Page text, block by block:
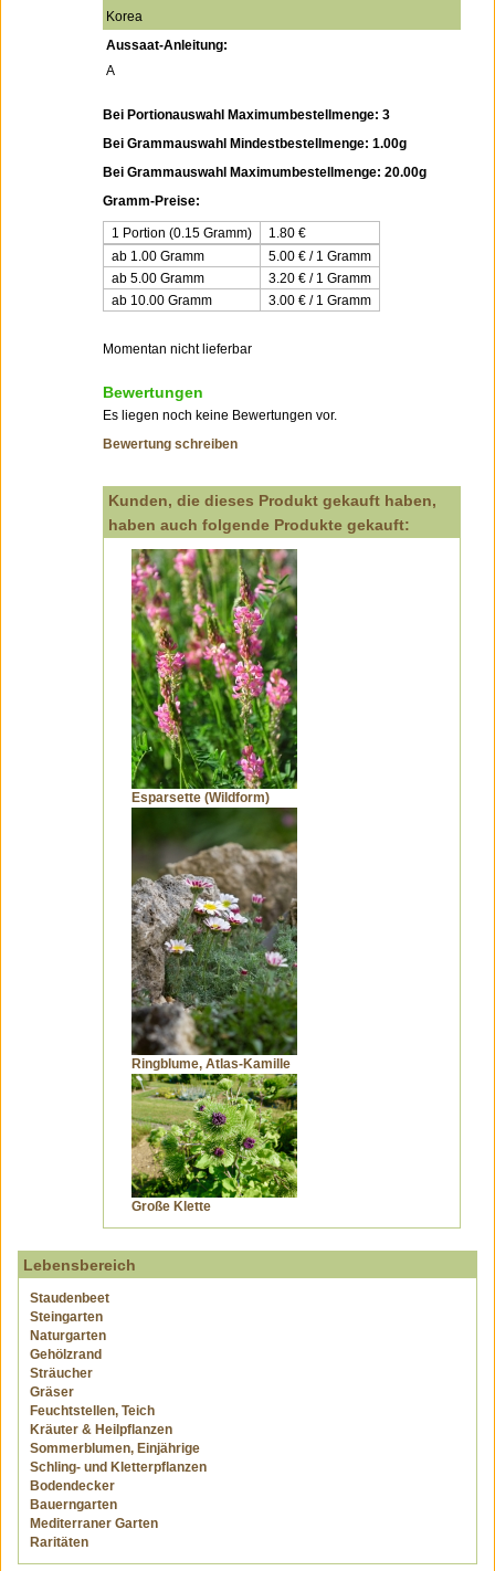
Korea
Aussaat-Anleitung:
A
Bei Portionauswahl Maximumbestellmenge: 3
Bei Grammauswahl Mindestbestellmenge: 1.00g
Bei Grammauswahl Maximumbestellmenge: 20.00g
Gramm-Preise:
1 Portion (0.15 Gramm) 1.80 €
ab 1.00 Gramm
5.00 € / 1 Gramm
ab 5.00 Gramm
3.20 € / 1 Gramm
ab 10.00 Gramm
3.00 € / 1 Gramm
Momentan nicht lieferbar
Bewertungen
Es liegen noch keine Bewertungen vor.
Bewertung schreiben
Kunden, die dieses Produkt gekauft haben,
haben auch folgende Produkte gekauft:
Esparsette (Wildform)
Ringblume, Atlas-Kamille
Große Klette
Lebensbereich
Staudenbeet
Steingarten
Naturgarten
Gehölzrand
Sträucher
Gräser
Feuchtstellen, Teich
Kräuter & Heilpflanzen
Sommerblumen, Einjährige
Schling- und Kletterpflanzen
Bodendecker
Bauerngarten
Mediterraner Garten
Raritäten